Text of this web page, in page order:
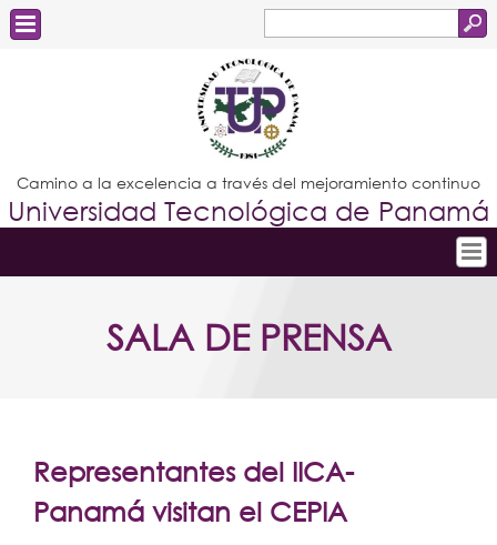
de
búsqueda
Estudiantes
Docentes
Administrativos
Graduados
Camino a la excelencia a través del mejoramiento continuo
Universidad Tecnológica de Panamá
Conoce la UTP
Postgrados
Extensión
SALA DE PRENSA
Representantes del IICA-
Panamá visitan el CEPIA